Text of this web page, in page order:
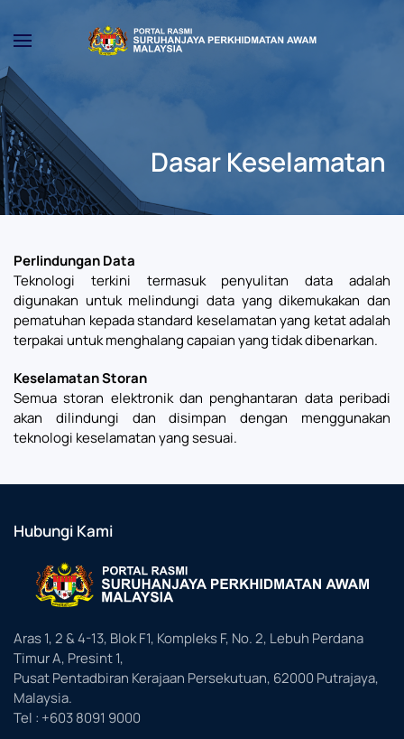
Skip to main content
Dasar Keselamatan
Perlindungan Data
Teknologi terkini termasuk penyulitan data adalah
digunakan untuk melindungi data yang dikemukakan dan
pematuhan kepada standard keselamatan yang ketat adalah
terpakai untuk menghalang capaian yang tidak dibenarkan.
Keselamatan Storan
Semua storan elektronik dan penghantaran data peribadi
akan dilindungi dan disimpan dengan menggunakan
teknologi keselamatan yang sesuai.
Hubungi Kami
Aras 1, 2 & 4-13, Blok F1, Kompleks F, No. 2, Lebuh Perdana
Timur A, Presint 1,
Pusat Pentadbiran Kerajaan Persekutuan, 62000 Putrajaya,
Malaysia.
Tel : +603 8091 9000